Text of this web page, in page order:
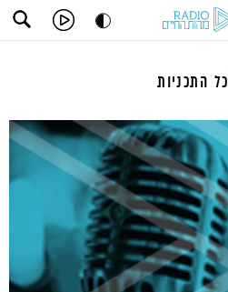
כל התכניות